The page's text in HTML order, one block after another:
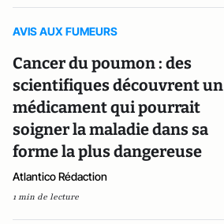
AVIS AUX FUMEURS
Cancer du poumon : des
scientifiques découvrent un
médicament qui pourrait
soigner la maladie dans sa
forme la plus dangereuse
Atlantico Rédaction
1 min de lecture